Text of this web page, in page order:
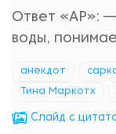
Ответ «АР»:
воды,
анекдот
Тина Маркотх
Cлайд с